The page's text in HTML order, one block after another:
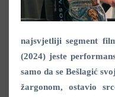
najsvjetliji segment
(2024) jeste
samo da se Bešlagić
žargonom, ostavio